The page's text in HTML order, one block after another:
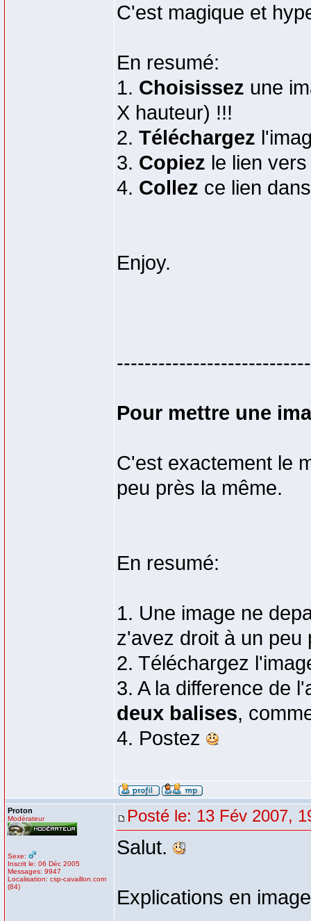
C'est magique et
En resumé:
1. Choisissez une
X hauteur) !!!
2. Téléchargez
3. Copiez le lien
4. Collez ce lien
Enjoy.
Pour mettre une
C'est exactement le
peu près la même.
En resumé:
1. Une image ne
z'avez droit à un peu
2. Téléchargez
3. A la difference de
deux balises,
4. Postez
Proton
Modérateur
Sexe:
Inscrit le: 06 Déc 2005
Messages: 9947
Localisation: csp-cavaillon.com
(84)
Posté le: 13 Fév 2007,
Salut.
Explications en